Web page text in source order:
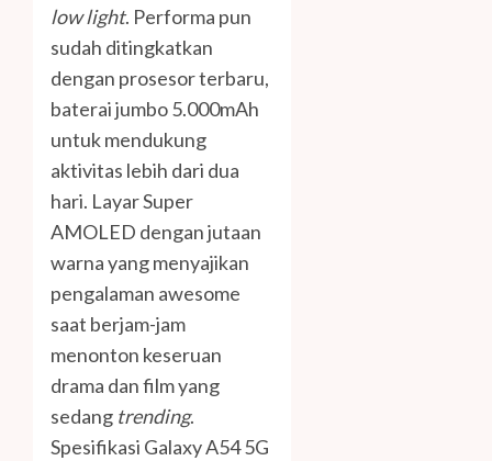
low light. Performa pun
sudah ditingkatkan
dengan prosesor terbaru,
baterai jumbo 5.000mAh
untuk mendukung
aktivitas lebih dari dua
hari. Layar Super
AMOLED dengan jutaan
warna yang menyajikan
pengalaman awesome
saat berjam-jam
menonton keseruan
drama dan film yang
sedang trending.
Spesifikasi Galaxy A54 5G